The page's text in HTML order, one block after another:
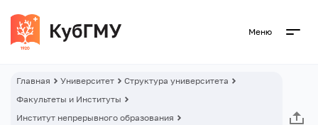
Меню
Главная Университет
Структура университета
Факультеты и Институты
Институт непрерывного образования